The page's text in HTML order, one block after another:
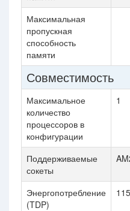
Максимальная
пропускная
способность
памяти
Совместимость
Максимальное
количество
процессоров в
конфигурации
1
Поддерживаемые
сокеты
Энергопотребление
(TDP)